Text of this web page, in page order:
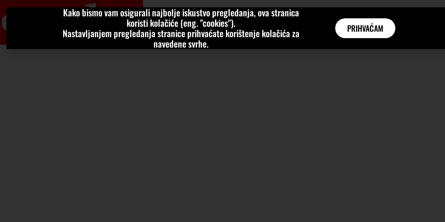
VIJESTI KOLUMNE KATEGORIJE INTERVJUI AKTUALNO
Kako bismo vam osigurali najbolje iskustvo pregledanja, ova stranica
koristi kolačiće (eng. "cookies").
Nastavljanjem pregledanja stranice prihvaćate korištenje kolačića za
navedene svrhe.
PRIHVAĆAM